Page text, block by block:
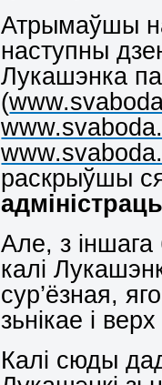
Атрымаўшы
наступны
Лукашэнка
(
раскрыўшы
Але, з
калі
сур’ёзная,
зьнікае і
Калі сюды